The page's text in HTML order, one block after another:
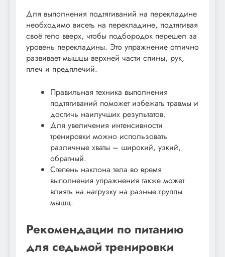
Для выполнения подтягиваний на перекладине
необходимо висеть на перекладине, подтягивая
своё тело вверх, чтобы подбородок перешел за
уровень перекладины. Это упражнение отлично
развивает мышцы верхней части спины, рук,
плеч и предплечий.
Правильная техника выполнения
подтягиваний поможет избежать травмы и
достичь наилучших результатов.
Для увеличения интенсивности
тренировки можно использовать
различные хваты – широкий, узкий,
обратный.
Степень наклона тела во время
выполнения упражнения также может
влиять на нагрузку на разные группы
мышц.
Рекомендации по питанию
для седьмой тренировки